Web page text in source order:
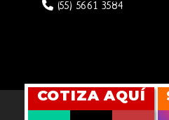
(55) 5661 3584
SITIO WEB
COTIZA AQUÍ